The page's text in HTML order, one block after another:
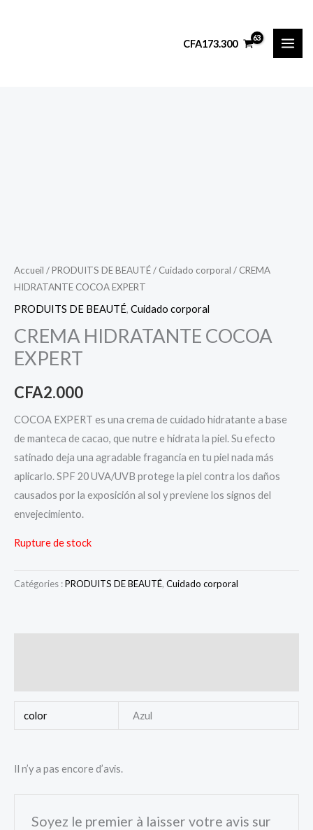
CFA173.300
Accueil /PRODUITS DE BEAUTÉ/ Cuidado corporal / CREMA
HIDRATANTE COCOA EXPERT
PRODUITS DE BEAUTÉ, Cuidado corporal
CREMA HIDRATANTE COCOA
EXPERT
CFA2.000
COCOA EXPERT es una crema de cuidado hidratante a base
de manteca de cacao, que nutre e hidrata la piel. Su efecto
satinado deja una agradable fragancia en tu piel nada más
aplicarlo. SPF 20 UVA/UVB protege la piel contra los daños
causados ​​por la exposición al sol y previene los signos del
envejecimiento.
Rupture de stock
Catégories :PRODUITS DE BEAUTÉ, Cuidado corporal
color Azul
Il n’y a pas encore d’avis.
Soyez le premier à laisser votre avis sur